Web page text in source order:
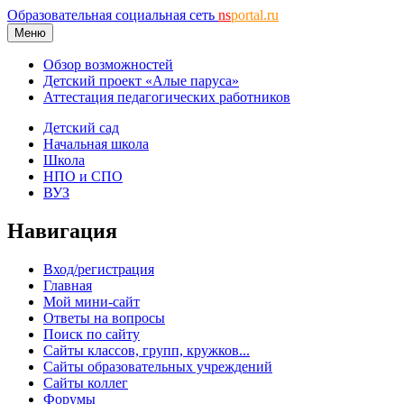
Образовательная социальная сеть nsportal.ru
Меню
Обзор возможностей
Детский проект «Алые паруса»
Аттестация педагогических работников
Детский сад
Начальная школа
Школа
НПО и СПО
ВУЗ
Навигация
Вход/регистрация
Главная
Мой мини-сайт
Ответы на вопросы
Поиск по сайту
Сайты классов, групп, кружков...
Сайты образовательных учреждений
Сайты коллег
Форумы